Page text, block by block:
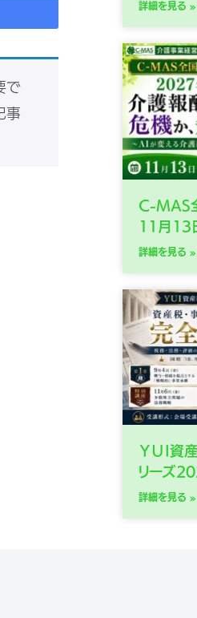
で
事
詳細を見る »
C-MAS
11月13
詳細を見る »
ＹＵＩ資
リーズ
詳細を見る »